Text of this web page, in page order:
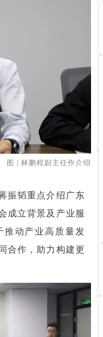
图 | 林鹏程副主任作介绍
振韬重点介绍广东
成立背景及产业服
推动产业高质量发
合作，助力构建更